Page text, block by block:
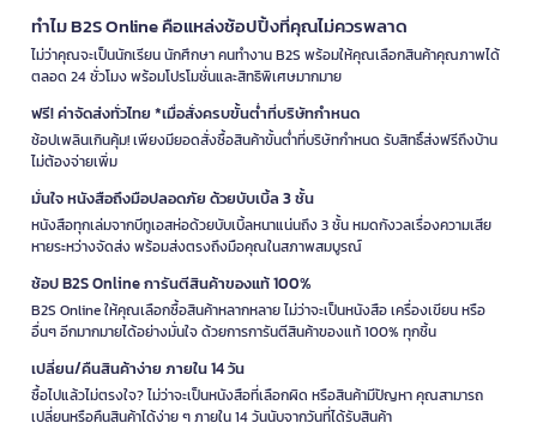
ทำไม B2S Online คือแหล่งช้อปปิ้งที่คุณไม่ควรพลาด
ไม่ว่าคุณจะเป็นนักเรียน นักศึกษา คนทำงาน B2S พร้อมให้คุณเลือกสินค้าคุณภาพได้
ตลอด 24 ชั่วโมง พร้อมโปรโมชั่นและสิทธิพิเศษมากมาย
ฟรี! ค่าจัดส่งทั่วไทย *เมื่อสั่งครบขั้นต่ำที่บริษัทกำหนด
ช้อปเพลินเกินคุ้ม! เพียงมียอดสั่งซื้อสินค้าขั้นต่ำที่บริษัทกำหนด รับสิทธิ์ส่งฟรีถึงบ้าน
ไม่ต้องจ่ายเพิ่ม
มั่นใจ หนังสือถึงมือปลอดภัย ด้วยบับเบิ้ล 3 ชั้น
หนังสือทุกเล่มจากบีทูเอสห่อด้วยบับเบิ้ลหนาแน่นถึง 3 ชั้น หมดกังวลเรื่องความเสีย
หายระหว่างจัดส่ง พร้อมส่งตรงถึงมือคุณในสภาพสมบูรณ์
ช้อป B2S Online การันตีสินค้าของแท้ 100%
B2S Online ให้คุณเลือกซื้อสินค้าหลากหลาย ไม่ว่าจะเป็นหนังสือ เครื่องเขียน หรือ
อื่นๆ อีกมากมายได้อย่างมั่นใจ ด้วยการการันตีสินค้าของแท้ 100% ทุกชิ้น
เปลี่ยน/คืนสินค้าง่าย ภายใน 14 วัน
ซื้อไปแล้วไม่ตรงใจ? ไม่ว่าจะเป็นหนังสือที่เลือกผิด หรือสินค้ามีปัญหา คุณสามารถ
เปลี่ยนหรือคืนสินค้าได้ง่าย ๆ ภายใน 14 วันนับจากวันที่ได้รับสินค้า